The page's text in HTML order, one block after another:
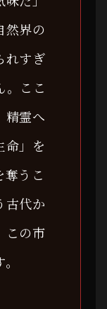
然界の
れすぎ
。ここ
精霊へ
命」を
うこ
古代か
この市